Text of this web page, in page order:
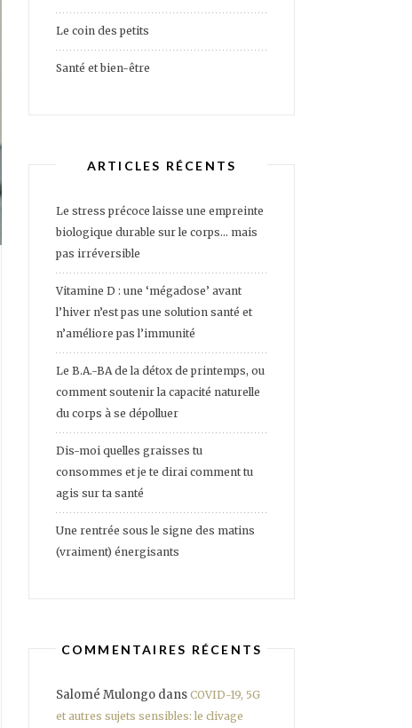
Le coin des petits
Santé et bien-être
ARTICLES RÉCENTS
Le stress précoce laisse une empreinte
biologique durable sur le corps… mais
pas irréversible
Vitamine D : une ‘mégadose’ avant
l’hiver n’est pas une solution santé et
n’améliore pas l’immunité
Le B.A.-BA de la détox de printemps, ou
comment soutenir la capacité naturelle
du corps à se dépolluer
Dis-moi quelles graisses tu
consommes et je te dirai comment tu
agis sur ta santé
Une rentrée sous le signe des matins
(vraiment) énergisants
COMMENTAIRES RÉCENTS
Salomé Mulongodans COVID-19, 5G
et autres sujets sensibles: le clivage